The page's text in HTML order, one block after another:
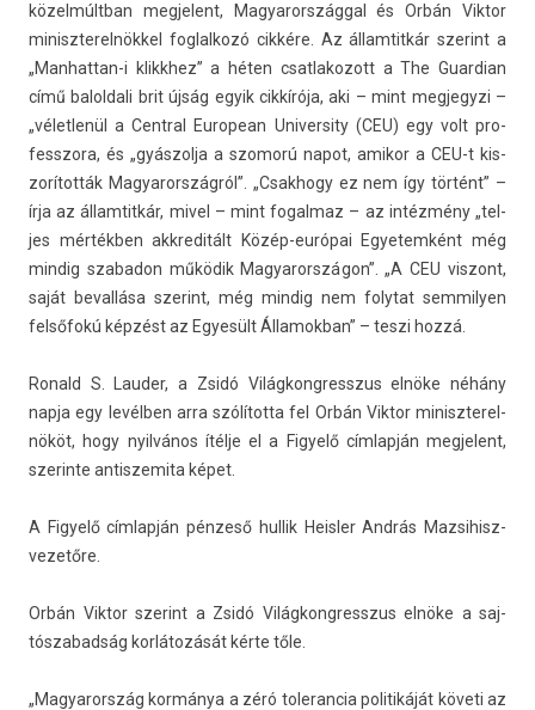
közelmúltban meg­jelent, Magyarországg­al és Orbán Vik­tor
miniszterel­nökkel fog­lalkozó cikkére. Az állam­titkár szerint a
„Manhattan-i klikkhez” a héten csat­lakozott a The Guar­dian
című balol­dali brit újság egyik cikkírója, aki – mint meg­jegyzi –
„vélet­lenül a Centr­al European Uni­vers­ity (CEU) egy volt pro­
fesszora, és „gyás­zolja a szomorú napot, amikor a CEU-t kis­
zorítot­ták Magyarország­ról”. „Csak­hogy ez nem így történt” –
írja az állam­titkár, mivel – mint fogal­maz – az intézmény „tel­
jes mértékben akkreditált Közép-európai Egyetem­ként még
min­dig szabadon működik Magyarországon”. „A CEU vis­zont,
saját be­val­lása szerint, még min­dig nem folytat sem­mily­en
felsőfokú képzést az Egyesült Államok­ban” – teszi hozzá.
Ronald S. Laud­er, a Zsidó Világ­kongresszus elnöke néhány
napja egy levélben arra szólította fel Orbán Vik­tor miniszterel­
nököt, hogy nyilvános ítélje el a Figyelő címlapján meg­jelent,
szerin­te anti­szemita képet.
A Figyelő címlapján pénzeső hul­lik Heisl­er András Mazsihisz-
vezetőre.
Orbán Vik­tor szerint a Zsidó Világ­kongresszus elnöke a saj­
tószabad­ság korlátozását kérte tőle.
„Magyarország kormánya a zéró toleran­cia politikáját követi az